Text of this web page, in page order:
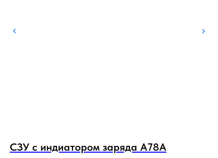
СЗУ с индиатором заряда A78A